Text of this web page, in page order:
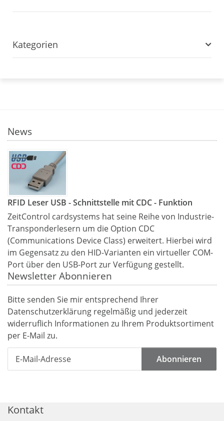
Kategorien
News
RFID Leser USB - Schnittstelle mit CDC - Funktion
ZeitControl cardsystems hat seine Reihe von Industrie-
Transponderlesern um die Option CDC
(Communications Device Class) erweitert. Hierbei wird
im Gegensatz zu den HID-Varianten ein virtueller COM-
Port über den USB-Port zur Verfügung gestellt.
Newsletter Abonnieren
Bitte senden Sie mir entsprechend Ihrer
Datenschutzerklärung regelmäßig und jederzeit
widerruflich Informationen zu Ihrem Produktsortiment
per E-Mail zu.
Abonnieren
Kontakt